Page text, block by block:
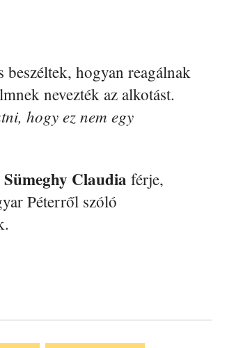
hogyan reagálnak
nevezték az alkotást.
hogy ez nem egy
Sümeghy Claudia férje,
Péterről szóló